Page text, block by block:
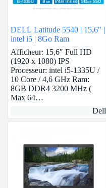
DELL Latitude 5540 | 15,6″ |
intel i5 | 8Go Ram
Afficheur: 15,6″ Full HD
(1920 x 1080) IPS
Processeur: intel i5-1335U /
10 Core / 4,6 GHz Ram:
8GB DDR4 3200 MHz (
Max 64…
Dell